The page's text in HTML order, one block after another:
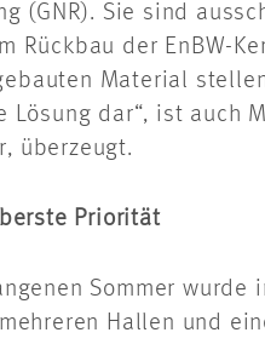
(GNR). Sie sind
Rückbau der EnBW-
Material
Lösung dar“, ist auch
überzeugt.
Priorität
Sommer
Hallen und